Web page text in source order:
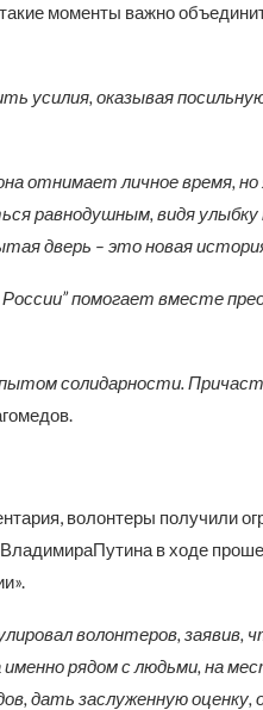
моменты важно
усилия, оказывая
отнимает личное время, но
равнодушным, видя улыбку
дверь – это новая
помогает вместе
солидарности.
волонтеры получили
в ходе
волонтеров, заявив,
рядом с людьми, на
дать заслуженную